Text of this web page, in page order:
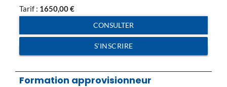
performance. Outils de pilotage opérationnel et
stratégique. 2. Maîtrise du processus
d’approvisionnement Analyse des données […]
Tarif : 1650,00€
CONSULTER
S'INSCRIRE
Formation approvisionneur